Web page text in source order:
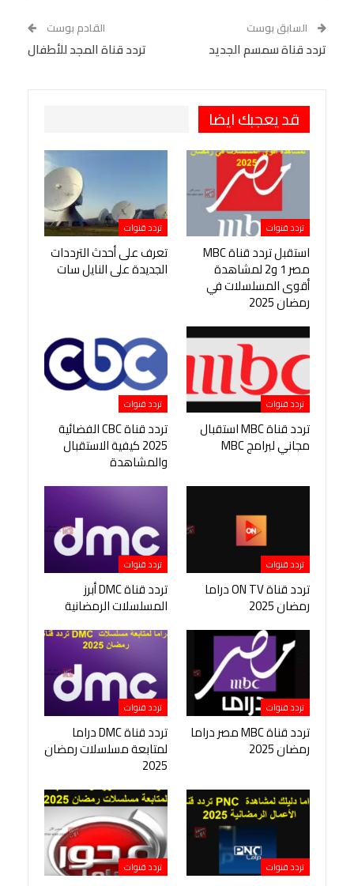
Tumblr
البريد الإلكتروني
StumbleUpon
VK
السابق بوست
تردد قناة سمسم الجديد
القادم بوست
تردد قناة المجد للأطفال
قد يعجبك ايضا
تردد قنوات
استقبل تردد قناة MBC
مصر 1 و2 لمشاهدة
أقوى المسلسلات في
رمضان 2025
تردد قنوات
تعرف على أحدث الترددات
الجديدة على النايل سات
تردد قنوات
تردد قناة MBC استقبال
مجاني لبرامج MBC
تردد قنوات
تردد قناة CBC الفضائية
2025 كيفية الاستقبال
والمشاهدة
تردد قنوات
تردد قناة ON TV دراما
رمضان 2025
تردد قنوات
تردد قناة DMC أبرز
المسلسلات الرمضانية
تردد قنوات
تردد قناة MBC مصر دراما
رمضان 2025
تردد قنوات
تردد قناة DMC دراما
لمتابعة مسلسلات رمضان
2025
تردد قنوات تردد قنوات